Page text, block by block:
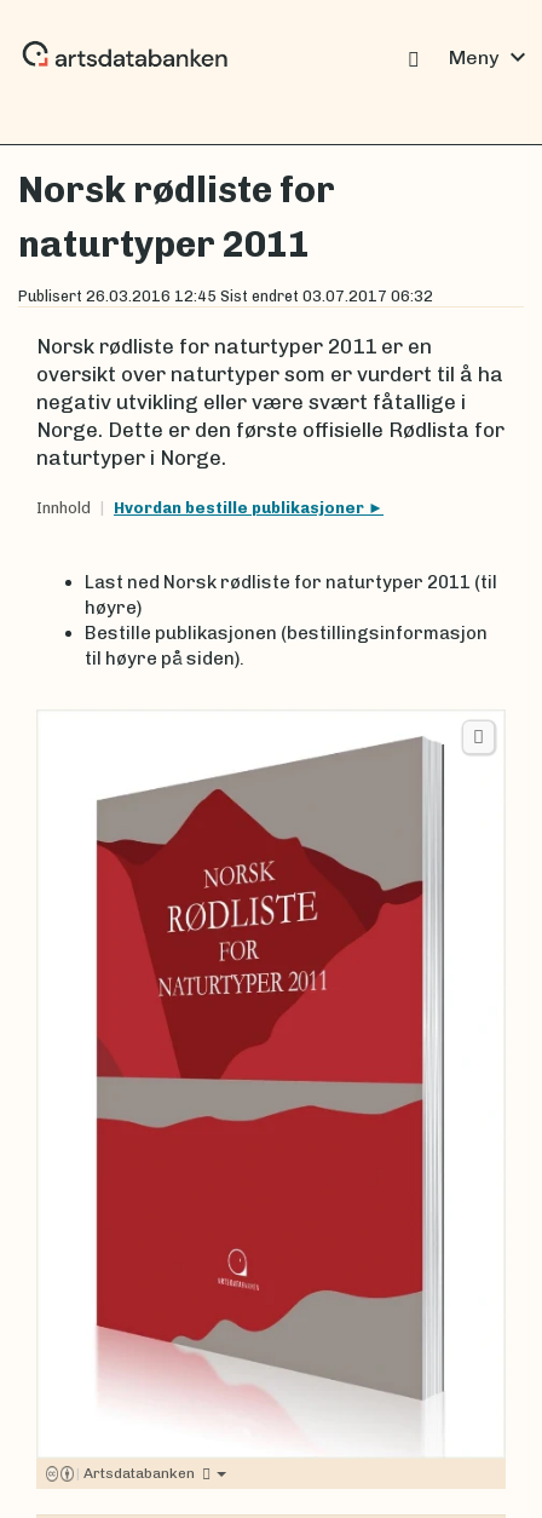
Meny expand_more
Norsk rødliste for
naturtyper 2011
Publisert 26.03.2016 12:45 Sist endret 03.07.2017 06:32
Norsk rødliste for naturtyper 2011 er en
oversikt over naturtyper som er vurdert til å ha
negativ utvikling eller være svært fåtallige i
Norge. Dette er den første offisielle Rødlista for
naturtyper i Norge.
Innhold Hvordan bestille publikasjoner
Last ned Norsk rødliste for naturtyper 2011 (til
høyre)
Bestille publikasjonen (bestillingsinformasjon
til høyre på siden).
| Artsdatabanken